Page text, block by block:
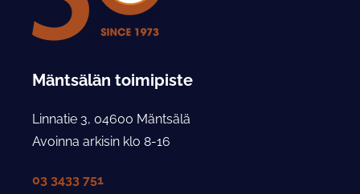
Mäntsälän toimipiste
Linnatie 3, 04600 Mäntsälä
Avoinna arkisin klo 8-16
03 3433 751